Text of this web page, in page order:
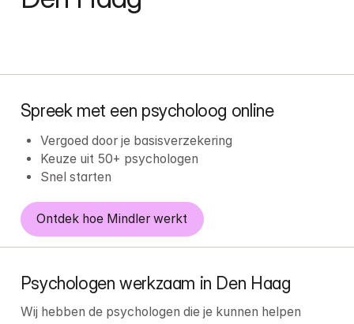
Dutch English
Spreek met een psycholoog online
Vergoed door je basisverzekering
Keuze uit 50+ psychologen
Snel starten
Ontdek hoe Mindler werkt
Psychologen werkzaam in Den Haag
Wij hebben de psychologen die je kunnen helpen